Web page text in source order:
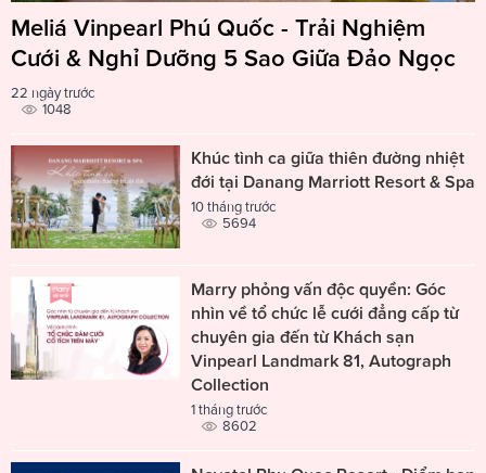
Meliá Vinpearl Phú Quốc - Trải Nghiệm
Cưới & Nghỉ Dưỡng 5 Sao Giữa Đảo Ngọc
22 ngày trước
1048
Khúc tình ca giữa thiên đường nhiệt
đới tại Danang Marriott Resort & Spa
10 tháng trước
5694
Marry phỏng vấn độc quyền: Góc
nhìn về tổ chức lễ cưới đẳng cấp từ
chuyên gia đến từ Khách sạn
Vinpearl Landmark 81, Autograph
Collection
1 tháng trước
8602